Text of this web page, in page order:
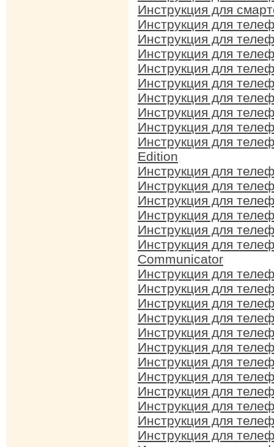
Инструкция для
Инструкция для
Инструкция для
Инструкция для
Инструкция для
Инструкция для
Инструкция для
Инструкция для
Инструкция для
Инструкция для
Edition
Инструкция для
Инструкция для
Инструкция для
Инструкция для
Инструкция для
Инструкция для
Communicator
Инструкция для
Инструкция для
Инструкция для
Инструкция для
Инструкция для
Инструкция для
Инструкция для
Инструкция для
Инструкция для
Инструкция для
Инструкция для
Инструкция для